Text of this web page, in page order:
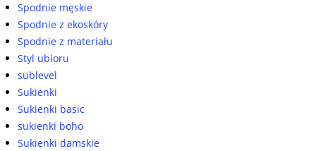
Spodnie męskie
Spodnie z ekoskóry
Spodnie z materiału
Styl ubioru
sublevel
Sukienki
Sukienki basic
sukienki boho
Sukienki damskie